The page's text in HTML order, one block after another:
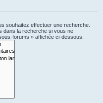
souhaitez effectuer une recherche.
dans la recherche si vous ne
forums » affichée ci-dessous.